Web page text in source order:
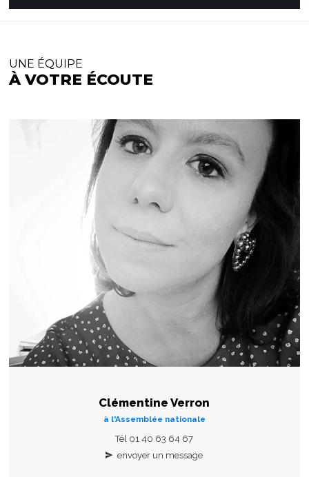
UNE ÉQUIPE
À VOTRE ÉCOUTE
Clémentine Verron
à l'Assemblée nationale
Tél 01 40 63 64 67
envoyer un message